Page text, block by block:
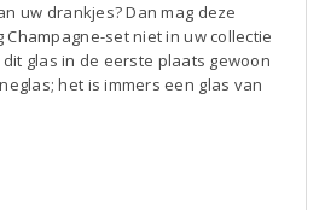
uw drankjes? Dan mag deze
Champagne-set niet in uw collectie
glas in de eerste plaats gewoon
het is immers een glas van